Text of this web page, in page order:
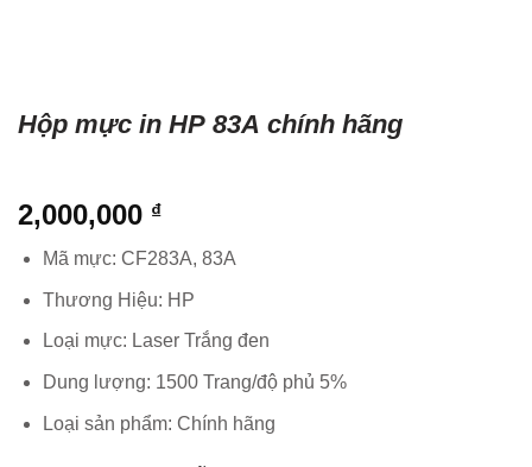
Hộp mực in HP 83A chính hãng
2,000,000 ₫
Mã mực: CF283A, 83A
Thương Hiệu: HP
Loại mực: Laser Trắng đen
Dung lượng: 1500 Trang/độ phủ 5%
Loại sản phẩm: Chính hãng